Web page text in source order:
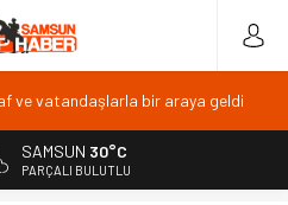
ve vatandaşlarla bir araya geldi
Pütürge’de incelemelerde
SAMSUN 30°C
PARÇALI BULUTLU